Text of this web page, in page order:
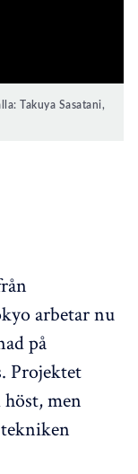
Takuya Sasatani,
arbetar nu
på
Projektet
men